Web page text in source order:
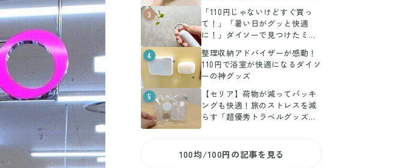
3
「110円じゃないけどすぐ買っ
て！」「暑い日がグッと快適
に！」ダイソーで見つけたミニ
4
整理収納アドバイザーが感動！
110円で浴室が快適になるダイソ
ーの神グッズ
5
【セリア】荷物が減ってパッキ
ングも快適！旅のストレスを減
らす「超優秀トラベルグッズ」3
100均/100円の記事を見る